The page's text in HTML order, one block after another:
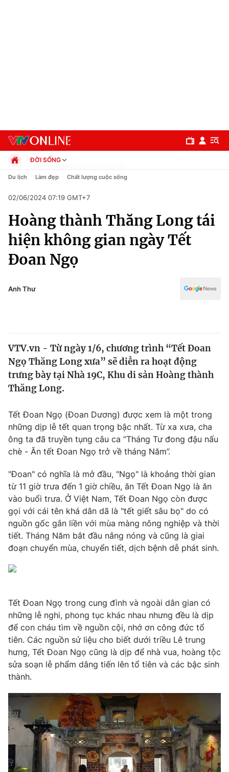
Chuyên mục
Chính trị
Xã hội
Pháp luật
Thế giới
Tin tức
Thế giới đó đây
Câu chuyện quốc tế
Kinh tế
Thị trường
Góc doanh nghiệp
Dữ liệu và đời sống
Truyền hình
Hậu trường
Nhân vật
Khán giả
Giải sao mai
Giải trí
Điện ảnh
Âm nhạc
Sao
Đời sống
Du lịch
Làm đẹp
Chất lượng cuộc sống
Giáo dục
Tuyển sinh
Học trực tuyến
Sản phẩm
Thị trường
Tư vấn
Lịch phát sóng
Chuyên mục khác
Emagazine
Photo Infographic
Video Shorts video
VTV Money VTV Thể thao
ĐỜI SỐNG
Chính trị
Pháp luật
Kinh tế
Thể thao
Truyền hình
Văn hóa - Giải trí
Du lịch Làm đẹp Chất lượng cuộc sống
02/06/2024 07:19 GMT+7
Hoàng thành Thăng Long tái
hiện không gian ngày Tết
Đoan Ngọ
Anh Thư
VTV.vn - Từ ngày 1/6, chương trình “Tết Đoan
Ngọ Thăng Long xưa” sẽ diễn ra hoạt động
trưng bày tại Nhà 19C, Khu di sản Hoàng thành
Thăng Long.
Tết Đoan Ngọ (Đoan Dương) được xem là một trong
những dịp lễ tết quan trọng bậc nhất. Từ xa xưa, cha
ông ta đã truyền tụng câu ca “Tháng Tư đong đậu nấu
chè - Ăn tết Đoan Ngọ trở về tháng Năm”.
"Đoan" có nghĩa là mở đầu, "Ngọ" là khoảng thời gian
từ 11 giờ trưa đến 1 giờ chiều, ăn Tết Đoan Ngọ là ăn
vào buổi trưa. Ở Việt Nam, Tết Đoan Ngọ còn được
gọi với cái tên khá dân dã là "tết giết sâu bọ" do có
nguồn gốc gắn liền với mùa màng nông nghiệp và thời
tiết. Tháng Năm bắt đầu nắng nóng và cũng là giai
đoạn chuyển mùa, chuyển tiết, dịch bệnh dễ phát sinh.
Tết Đoan Ngọ trong cung đình và ngoài dân gian có
những lễ nghi, phong tục khác nhau nhưng đều là dịp
để con cháu tìm về nguồn cội, nhớ ơn công đức tổ
tiên. Các nguồn sử liệu cho biết dưới triều Lê trung
hưng, Tết Đoan Ngọ cũng là dịp để nhà vua, hoàng tộc
sửa soạn lễ phẩm dâng tiến lên tổ tiên và các bậc sinh
thành.